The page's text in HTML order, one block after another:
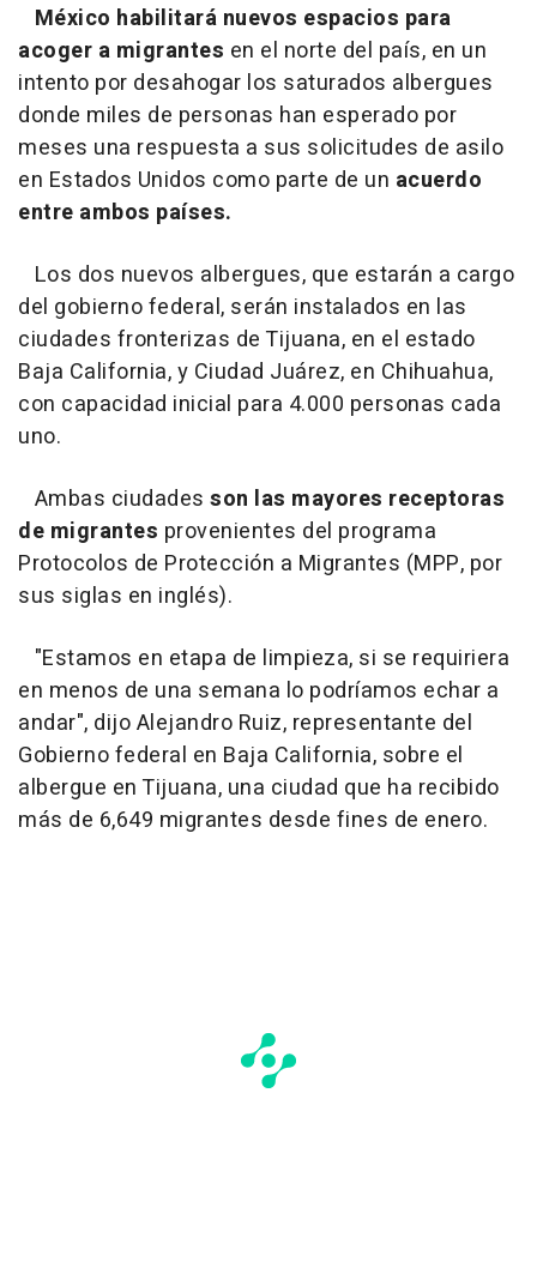
México habilitará nuevos espacios para
acoger a migrantes en el norte del país, en un
intento por desahogar los saturados albergues
donde miles de personas han esperado por
meses una respuesta a sus solicitudes de asilo
en Estados Unidos como parte de un acuerdo
entre ambos países.
Los dos nuevos albergues, que estarán a cargo
del gobierno federal, serán instalados en las
ciudades fronterizas de Tijuana, en el estado
Baja California, y Ciudad Juárez, en Chihuahua,
con capacidad inicial para 4.000 personas cada
uno.
Ambas ciudades son las mayores receptoras
de migrantes provenientes del programa
Protocolos de Protección a Migrantes (MPP, por
sus siglas en inglés).
"Estamos en etapa de limpieza, si se requiriera
en menos de una semana lo podríamos echar a
andar", dijo Alejandro Ruiz, representante del
Gobierno federal en Baja California, sobre el
albergue en Tijuana, una ciudad que ha recibido
más de 6,649 migrantes desde fines de enero.